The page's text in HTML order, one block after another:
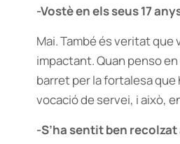
-Vostè en els seus 17
Mai. També és veritat
impactant. Quan penso
barret per la fortalesa
vocació de servei, i això,
-S’ha sentit ben